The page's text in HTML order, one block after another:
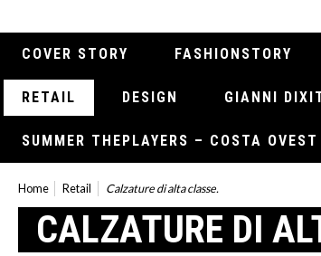
COVER STORY FASHIONSTORY
RETAIL DESIGN GIANNI
SUMMER THEPLAYERS – COSTA OVEST
Home Retail Calzature di alta classe.
CALZATURE DI